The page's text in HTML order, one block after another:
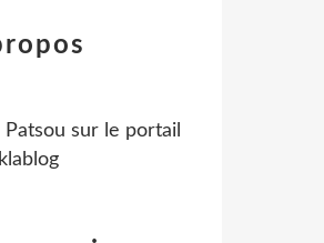
Patsou sur le portail